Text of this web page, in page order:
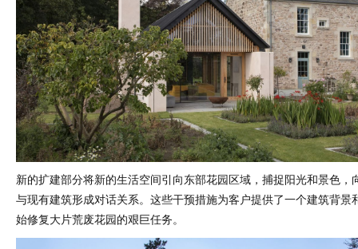
新的扩建部分将新的生活空间引向东部花园区域，捕捉阳光和景色，
与现有建筑形成对话关系。这些干预措施为客户提供了一个建筑背景
始修复大片荒废花园的艰巨任务。